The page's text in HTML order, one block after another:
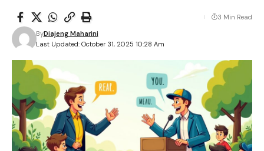
Last Updated: October 31, 2025 10:28 Am
ByDiajeng Maharini
3 Min Read